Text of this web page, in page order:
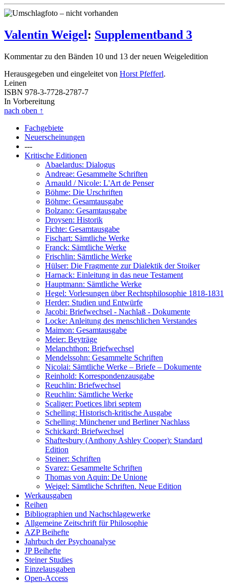
Valentin Weigel: Supplementband 3
Kommentar zu den Bänden 10 und 13 der neuen Weigeledition
Herausgegeben und eingeleitet von Horst Pfefferl.
Leinen
ISBN 978-3-7728-2787-7
In Vorbereitung
nach oben ↑
Fachgebiete
Neuerscheinungen
---
Kritische Editionen
Abaelardus: Dialogus
Andreae: Gesammelte Schriften
Arnauld / Nicole: L'Art de Penser
Böhme: Die Urschriften
Böhme: Gesamtausgabe
Bolzano: Gesamtausgabe
Droysen: Historik
Fichte: Gesamtausgabe
Fischart: Sämtliche Werke
Franck: Sämtliche Werke
Frischlin: Sämtliche Werke
Hülser: Die Fragmente zur Dialektik der Stoiker
Harnack: Einleitung in das neue Testament
Hauptmann: Sämtliche Werke
Hegel: Vorlesungen über Rechtsphilosophie 1818-1831
Herder: Studien und Entwürfe
Jacobi: Briefwechsel - Nachlaß - Dokumente
Locke: Anleitung des menschlichen Verstandes
Maimon: Gesamtausgabe
Meier: Beyträge
Melanchthon: Briefwechsel
Mendelssohn: Gesammelte Schriften
Nicolai: Sämtliche Werke – Briefe – Dokumente
Reinhold: Korrespondenzausgabe
Reuchlin: Briefwechsel
Reuchlin: Sämtliche Werke
Scaliger: Poetices libri septem
Schelling: Historisch-kritische Ausgabe
Schelling: Münchener und Berliner Nachlass
Schickard: Briefwechsel
Shaftesbury (Anthony Ashley Cooper): Standard
Edition
Steiner: Schriften
Svarez: Gesammelte Schriften
Thomas von Aquin: De Unione
Weigel: Sämtliche Schriften. Neue Edition
Werkausgaben
Reihen
Bibliographien und Nachschlagewerke
Allgemeine Zeitschrift für Philosophie
AZP Beihefte
Jahrbuch der Psychoanalyse
JP Beihefte
Steiner Studies
Einzelausgaben
Open-Access